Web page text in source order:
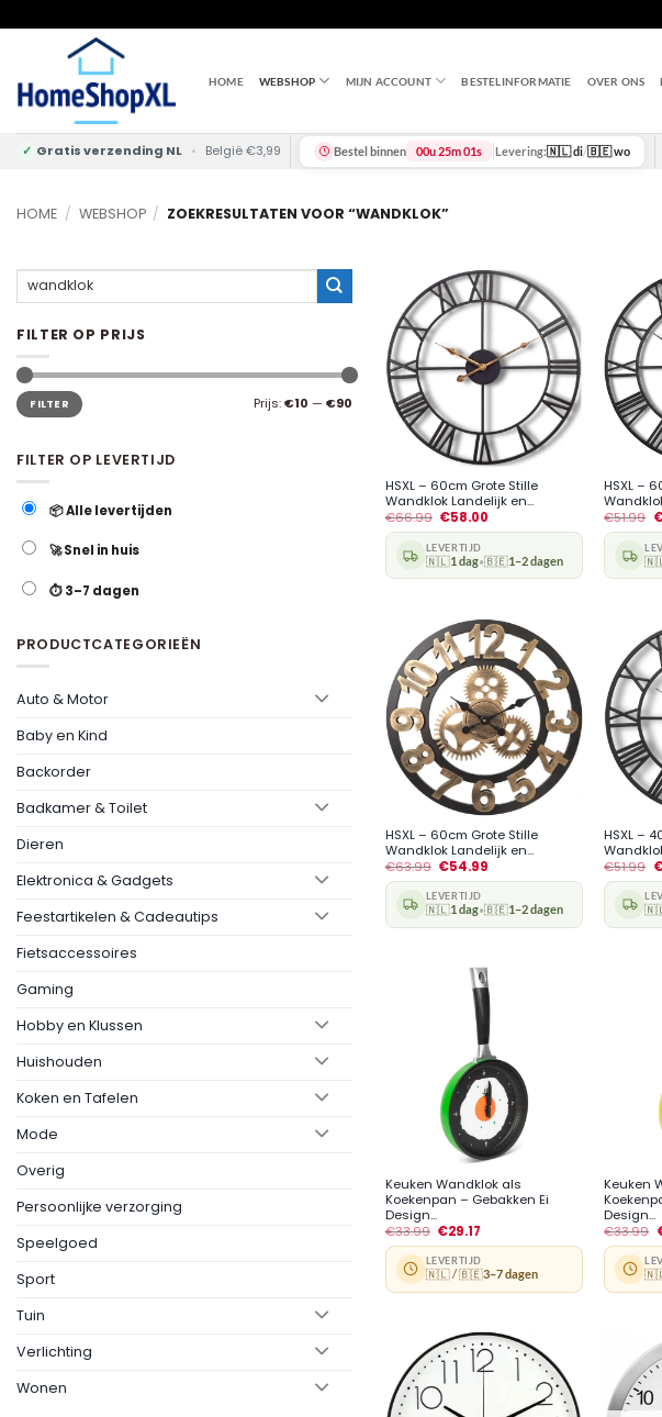
to
HOME WEBSHOP MIJN ACCOUNT BESTELINFORMATIE OVER ONS
✓ Gratis verzending NL • België €3,99 Bestel binnen 00u 25m 00s Levering:🇳🇱 di/🇧🇪 wo
HOME / WEBSHOP / ZOEKRESULTATEN VOOR “WANDKLOK”
Zoeken
FILTER OP PRIJS
Min.
prijs
Max.
prijsFILTER Prijs:€10 — €90
FILTER OP LEVERTIJD
📦 Alle levertijden
🚀 Snel in huis
⏱️ 3–7 dagen
PRODUCTCATEGORIEËN
Auto & Motor
Baby en Kind
Backorder
Badkamer & Toilet
Dieren
Elektronica & Gadgets
Feestartikelen & Cadeautips
Fietsaccessoires
Gaming
Hobby en Klussen
Huishouden
Koken en Tafelen
Mode
Overig
Persoonlijke verzorging
Speelgoed
Sport
Tuin
Verlichting
Wonen
HSXL – 60cm Grote Stille
Wandklok Landelijk en...
€66.99 €58.00
LEVERTIJD
🇳🇱1 dag•🇧🇪1–2 dagen
HSXL –
€51.99
HSXL – 60cm Grote Stille
Wandklok Landelijk en...
€63.99 €54.99
LEVERTIJD
🇳🇱1 dag•🇧🇪1–2 dagen
HSXL –
€51.99
Keuken Wandklok als
Koekenpan – Gebakken Ei
Design...
€33.99 €29.17
LEVERTIJD
🇳🇱 / 🇧🇪3–7 dagen
Keuken
Design...
€33.99